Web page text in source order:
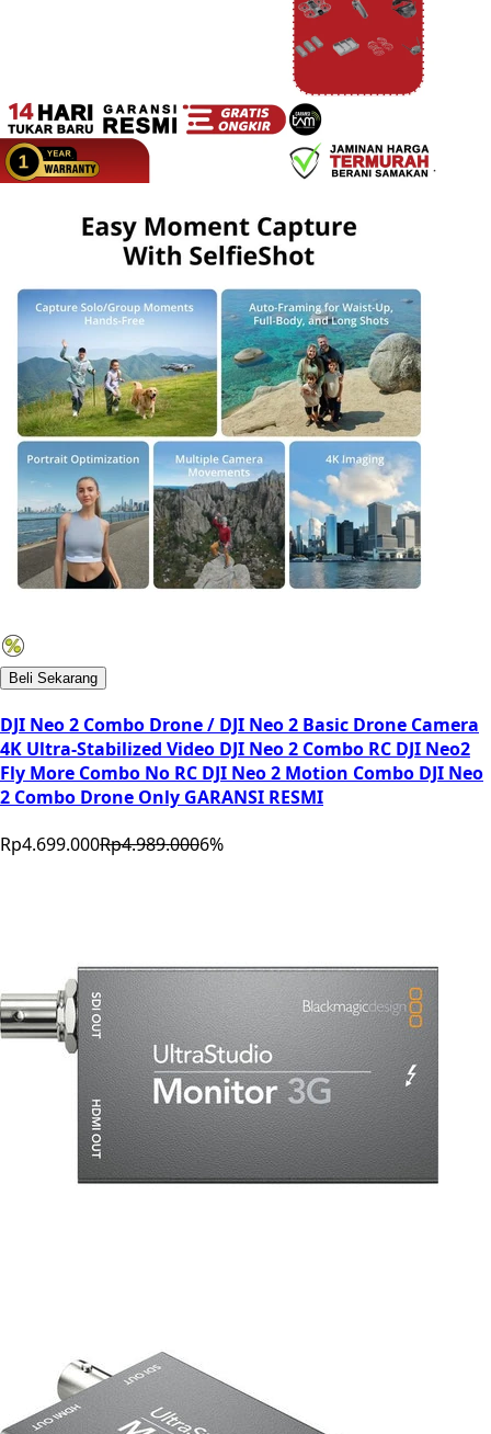
Beli Sekarang
DJI Neo 2 Combo Drone / DJI Neo 2 Basic Drone Camera
4K Ultra-Stabilized Video DJI Neo 2 Combo RC DJI Neo2
Fly More Combo No RC DJI Neo 2 Motion Combo DJI Neo
2 Combo Drone Only GARANSI RESMI
Rp4.699.000Rp4.989.0006%